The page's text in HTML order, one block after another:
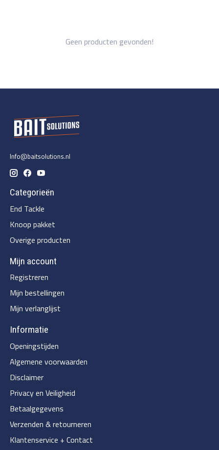
Geen producten gevonden!
Info@baitsolutions.nl
Categorieën
End Tackle
Knoop pakket
Overige producten
Mijn account
Registreren
Mijn bestellingen
Mijn verlanglijst
Informatie
Openingstijden
Algemene voorwaarden
Disclaimer
Privacy en Veiligheid
Betaalgegevens
Verzenden & retourneren
Klantenservice + Contact